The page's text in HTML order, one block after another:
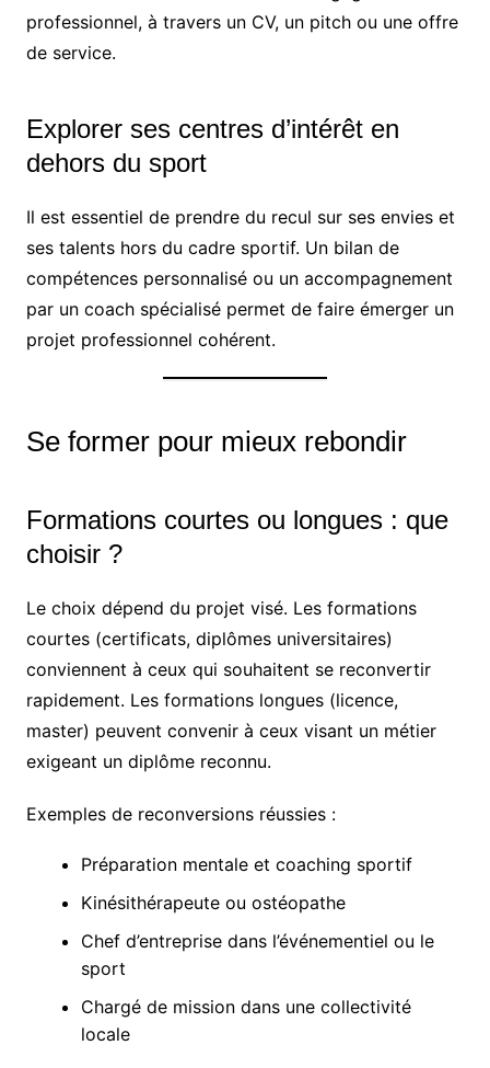
professionnel, à travers un CV, un pitch ou une offre
de service.
Explorer ses centres d’intérêt en
dehors du sport
Il est essentiel de prendre du recul sur ses envies et
ses talents hors du cadre sportif. Un bilan de
compétences personnalisé ou un accompagnement
par un coach spécialisé permet de faire émerger un
projet professionnel cohérent.
Se former pour mieux rebondir
Formations courtes ou longues : que
choisir ?
Le choix dépend du projet visé. Les formations
courtes (certificats, diplômes universitaires)
conviennent à ceux qui souhaitent se reconvertir
rapidement. Les formations longues (licence,
master) peuvent convenir à ceux visant un métier
exigeant un diplôme reconnu.
Exemples de reconversions réussies :
Préparation mentale et coaching sportif
Kinésithérapeute ou ostéopathe
Chef d’entreprise dans l’événementiel ou le
sport
Chargé de mission dans une collectivité
locale